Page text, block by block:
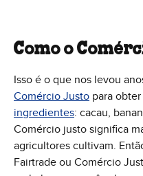
Como o
Isso é o que nos levou
Comércio Justo para
ingredientes: cacau,
Comércio justo significa
agricultores cultivam.
Fairtrade ou Comércio